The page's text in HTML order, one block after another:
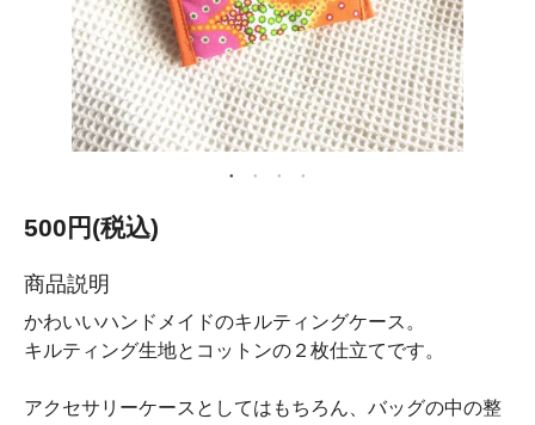
500円(税込)
商品説明
かわいいハンドメイドのキルティングケース。
キルティング生地とコットンの２枚仕立てです。
アクセサリーケースとしてはもちろん、バッグの中の整